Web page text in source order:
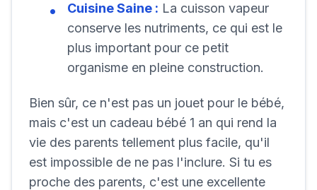
Cuisine Saine : La cuisson vapeur
conserve les nutriments, ce qui est le
plus important pour ce petit
organisme en pleine construction.
Bien sûr, ce n'est pas un jouet pour le bébé,
mais c'est un cadeau bébé 1 an qui rend la
vie des parents tellement plus facile, qu'il
est impossible de ne pas l'inclure. Si tu es
proche des parents, c'est une excellente